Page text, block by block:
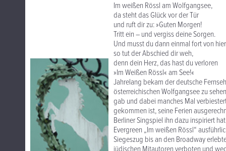
Im weißen Rössl am Wolfgangsee,
da steht das Glück vor der Tür
und ruft dir zu: »Guten Morgen!
Tritt ein – und vergiss deine Sorgen.
Und musst du dann einmal fort von
so tut der Abschied dir weh,
denn dein Herz, das hast du verloren
»Im Weißen Rössl« am See!«
Jahrelang bekam der deutsche
österreichischen Wolfgangsee zu
gab und dabei manches Mal
gekommen ist, seine Ferien
Berliner Singspiel ihn dazu inspiriert
Evergreen „Im weißen Rössl“
Siegeszug bis an den Broadway